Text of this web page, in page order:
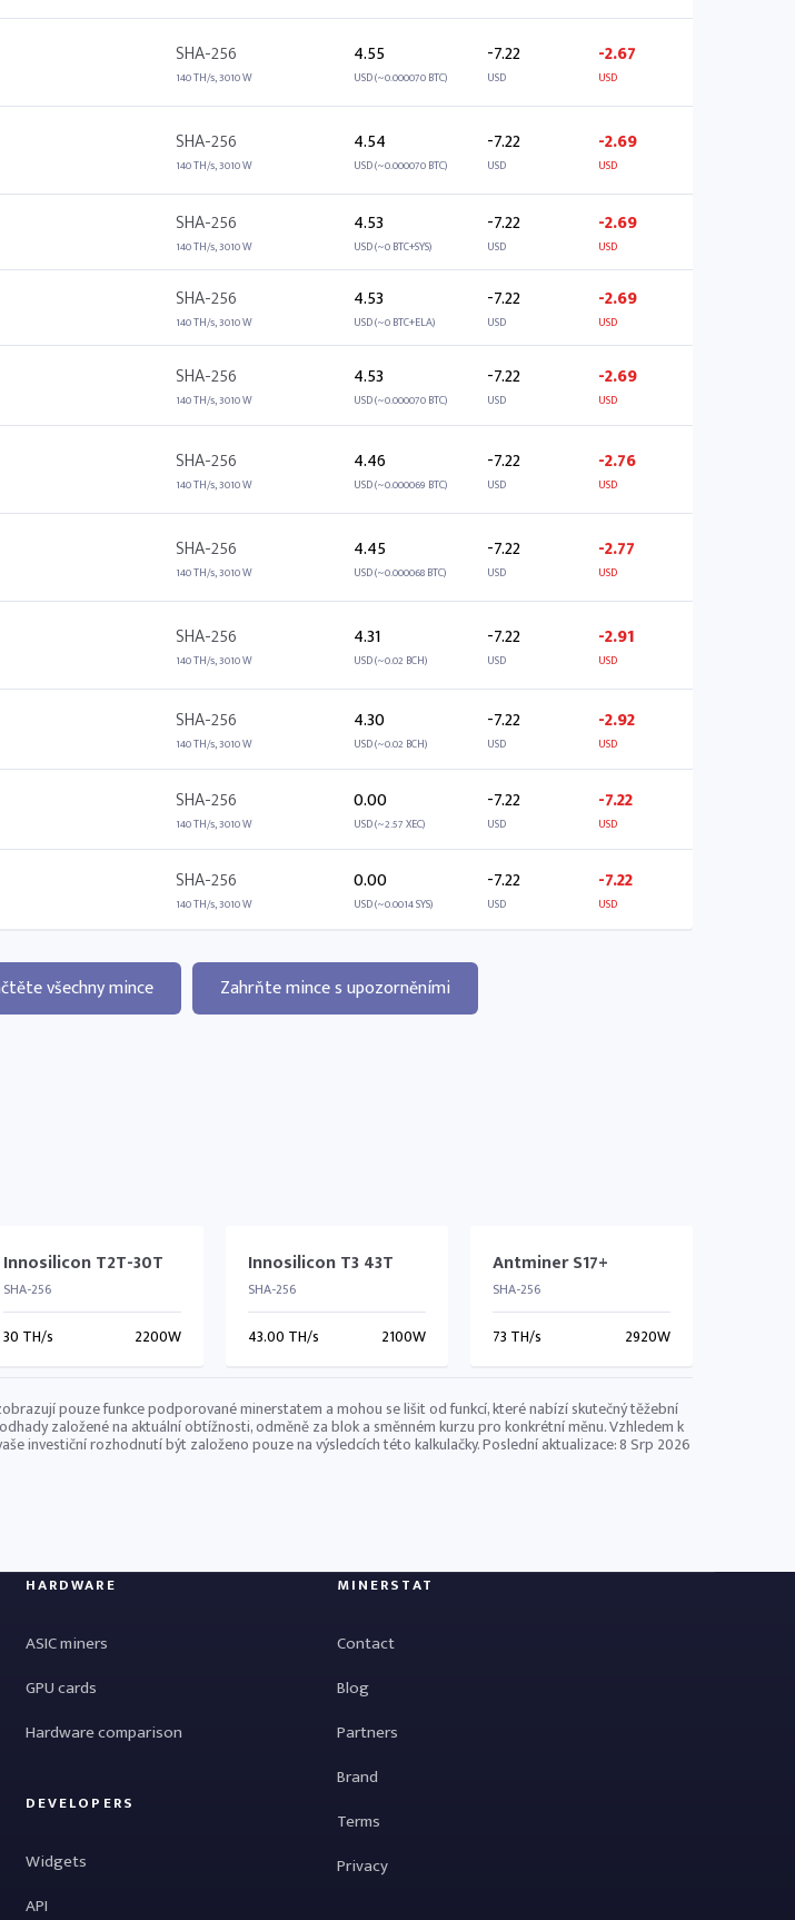
SHA-256
140 TH/s, 3010 W
4.55
USD (~0.000070 BTC)
-7.22
USD
-2.67
USD
SHA-256
140 TH/s, 3010 W
4.54
USD (~0.000070 BTC)
-7.22
USD
-2.69
USD
SHA-256
140 TH/s, 3010 W
4.53
USD (~0 BTC+SYS)
-7.22
USD
-2.69
USD
SHA-256
140 TH/s, 3010 W
4.53
USD (~0 BTC+ELA)
-7.22
USD
-2.69
USD
SHA-256
140 TH/s, 3010 W
4.53
USD (~0.000070 BTC)
-7.22
USD
-2.69
USD
SHA-256
140 TH/s, 3010 W
4.46
USD (~0.000069 BTC)
-7.22
USD
-2.76
USD
SHA-256
140 TH/s, 3010 W
4.45
USD (~0.000068 BTC)
-7.22
USD
-2.77
USD
SHA-256
140 TH/s, 3010 W
4.31
USD (~0.02 BCH)
-7.22
USD
-2.91
USD
SHA-256
140 TH/s, 3010 W
4.30
USD (~0.02 BCH)
-7.22
USD
-2.92
USD
SHA-256
140 TH/s, 3010 W
0.00
USD (~2.57 XEC)
-7.22
USD
-7.22
USD
SHA-256
140 TH/s, 3010 W
0.00
USD (~0.0014 SYS)
-7.22
USD
-7.22
USD
všechny mince Zahrňte mince s upozorněními
Innosilicon T2T-30T
SHA-256
30 TH/s 2200W
Innosilicon T3 43T
SHA-256
43.00 TH/s 2100W
Antminer S17+
SHA-256
73 TH/s 2920W
pouze funkce podporované minerstatem a mohou se lišit od funkcí, které nabízí skutečný těžební
založené na aktuální obtížnosti, odměně za blok a směnném kurzu pro konkrétní měnu. Vzhledem k
investiční rozhodnutí být založeno pouze na výsledcích této kalkulačky. Poslední aktualizace:8 Srp 2026
HARDWARE
ASIC miners
GPU cards
Hardware comparison
DEVELOPERS
Widgets
API
MINERSTAT
Contact
Blog
Partners
Brand
Terms
Privacy